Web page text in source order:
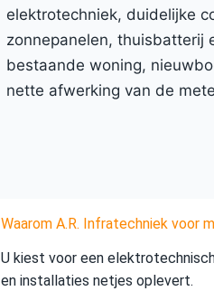
elektrotechniek, duidelijke
zonnepanelen, thuisbatterij
bestaande woning,
nette afwerking van de
Waarom A.R. Infratechniek voor
U kiest voor een
en installaties netjes oplevert.